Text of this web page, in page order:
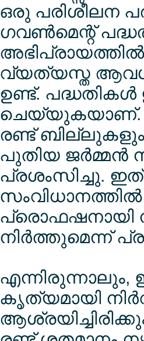
ഒരു പരിശീലന
ഗവണ്‍മെന്റ്
വ്യത്യസ്ത
ഉണ്ട്. പദ്ധതികള്‍
ചെയ്യുകയാണ്.
രണ്ട് ബില്ലുകളും
പുതിയ ജര്‍മ്മന്‍
പ്രശംസിച്ചു.
പ്രൊഫഷനായി
നിര്‍ത്തുമെന്ന്
എന്നിരുന്നാലും,
കൃത്യമായി